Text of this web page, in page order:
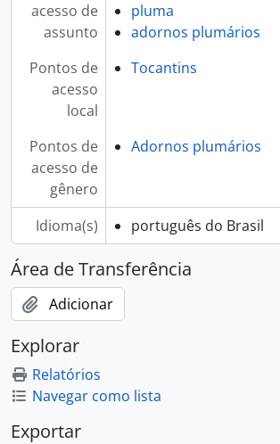
acesso de
assunto
pluma
adornos plumários
Pontos de
acesso
local
Tocantins
Pontos de
acesso de
gênero
Adornos plumários
Idioma(s) português do Brasil
Área de Transferência
Adicionar
Explorar
Relatórios
Navegar como lista
Exportar